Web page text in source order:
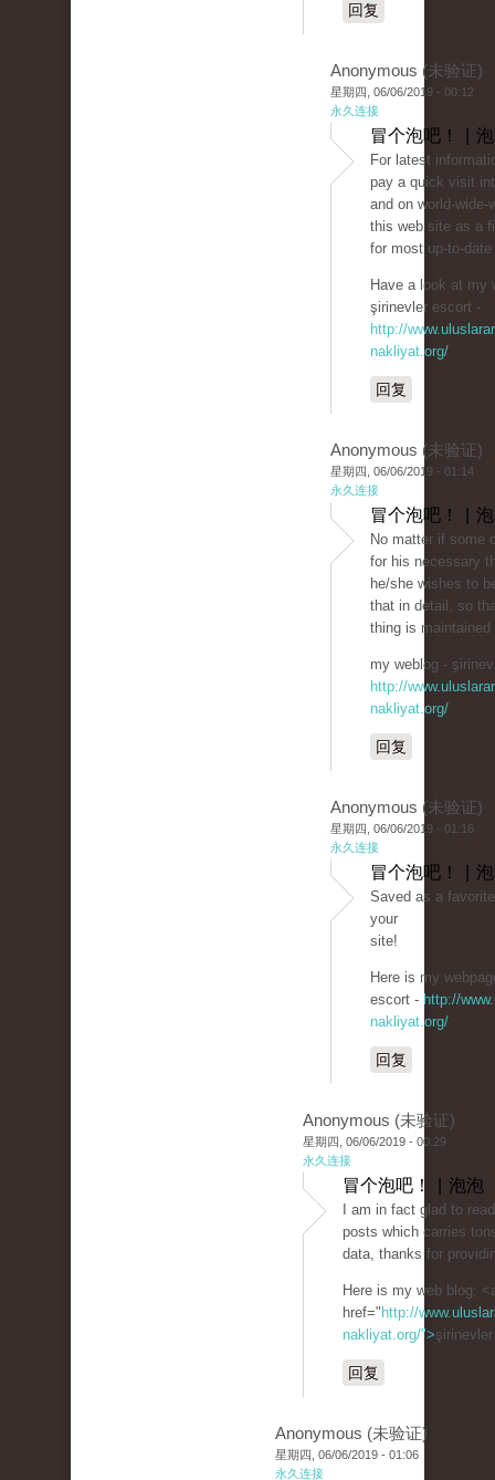
回复
Anonymous (未验证)
星期四, 06/06/2019 - 00:12
永久连接
冒个泡吧！ |
For latest
pay a quick visit
and on world-wide-
this web site as a
for most up-to-
Have a look at my
şirinevler escort -
http://
nakliyat.org/
回复
Anonymous (未验证)
星期四, 06/06/2019 - 01:14
永久连接
冒个泡吧！ |
No matter if some
for his necessary
he/she wishes to
that in detail, so
thing is maintained
my weblog -
http://
nakliyat.org/
回复
Anonymous (未验证)
星期四, 06/06/2019 - 01:16
永久连接
冒个泡吧！ |
Saved as a
your
site!
Here is my
escort - http://
nakliyat.org/
回复
Anonymous (未验证)
星期四, 06/06/2019 - 00:29
永久连接
冒个泡吧！ | 泡泡
I am in fact glad to
posts which carries
data, thanks for
Here is my web blog;
href=" http://
nakliyat.org/">
回复
Anonymous (未验证)
星期四, 06/06/2019 - 01:06
永久连接